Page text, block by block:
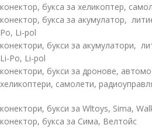
конектор, букса за хеликоптер,
конектор, букса за акумулатор,
Po, Li-pol
конектори, букси за акумулатори,
Li-Po, Li-pol
конектори, букси за дронове,
хеликоптери, самолети,
конектори, букси за Wltoys, Sima,
конектор, букса за Сима, Велтойс